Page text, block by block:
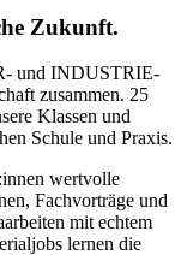
Zukunft.
und INDUSTRIE-
zusammen. 25
Klassen und
Schule und Praxis.
wertvolle
Fachvorträge und
mit echtem
lernen die